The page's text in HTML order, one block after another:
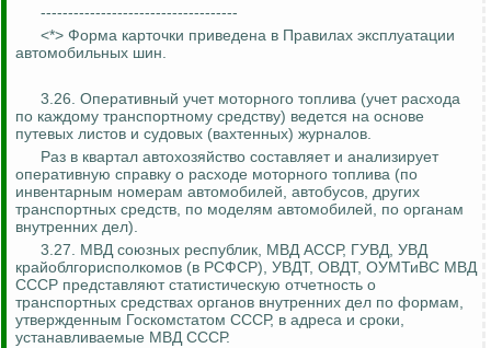
------------------------------------
<*> Форма карточки приведена в Правилах эксплуатации
автомобильных шин.
3.26. Оперативный учет моторного топлива (учет расхода
по каждому транспортному средству) ведется на основе
путевых листов и судовых (вахтенных) журналов.
Раз в квартал автохозяйство составляет и анализирует
оперативную справку о расходе моторного топлива (по
инвентарным номерам автомобилей, автобусов, других
транспортных средств, по моделям автомобилей, по органам
внутренних дел).
3.27. МВД союзных республик, МВД АССР, ГУВД, УВД
крайоблгорисполкомов (в РСФСР), УВДТ, ОВДТ, ОУМТиВС МВД
СССР представляют статистическую отчетность о
транспортных средствах органов внутренних дел по формам,
утвержденным Госкомстатом СССР, в адреса и сроки,
устанавливаемые МВД СССР.